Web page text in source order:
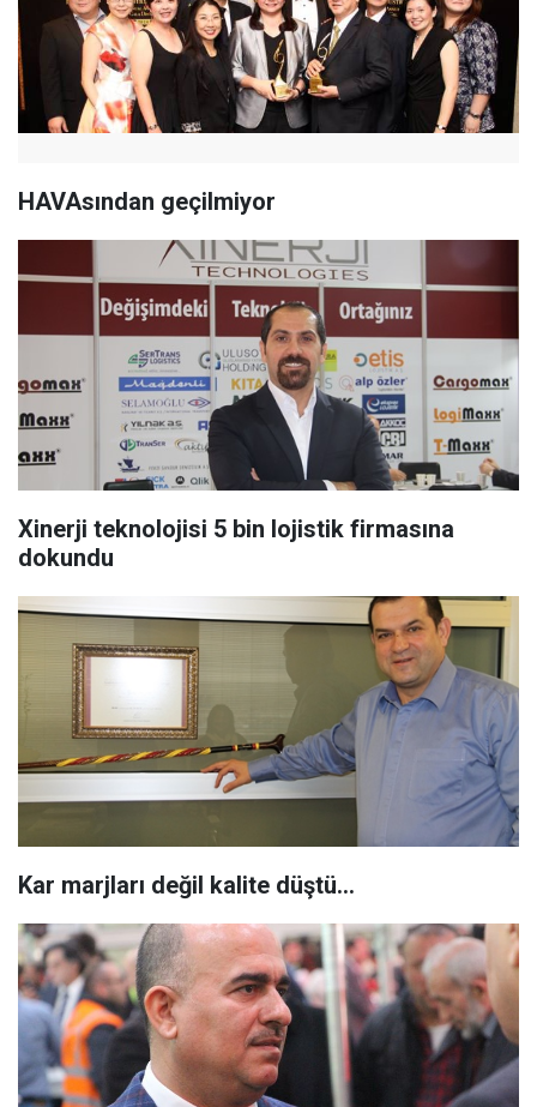
HAVAsından geçilmiyor
Xinerji teknolojisi 5 bin lojistik firmasına
dokundu
Kar marjları değil kalite düştü…